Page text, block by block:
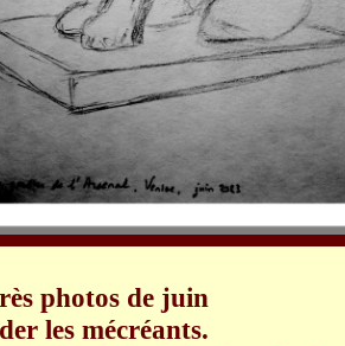
photos de juin
les mécréants.